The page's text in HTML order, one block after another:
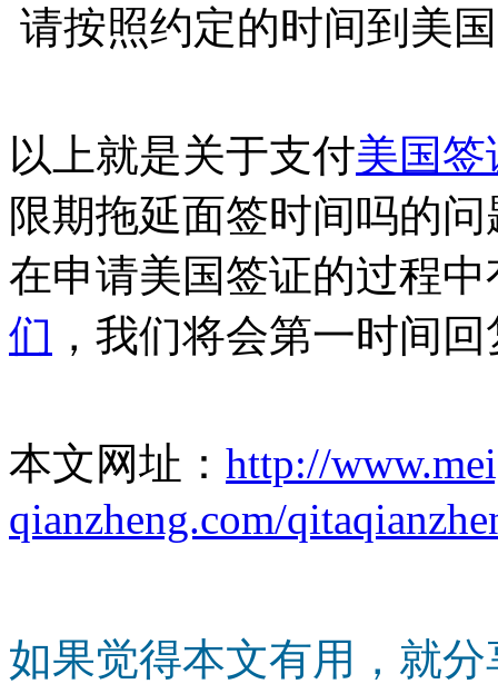
请按照约定的时间到美
以上就是关于支付美国签
限期拖延面签时间吗的
在申请美国签证的过程
们 ，我们将会第一时间
本文网址： http://
qianzheng.com/
如果觉得本文有用，就